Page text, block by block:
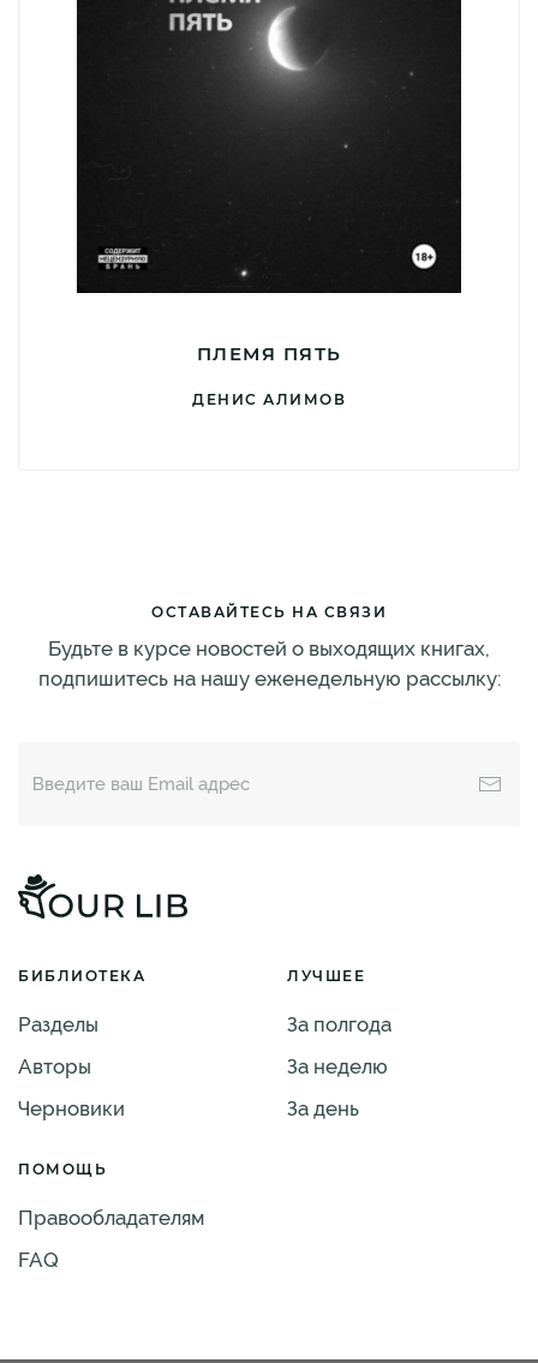
ПЛЕМЯ ПЯТЬ
ДЕНИС АЛИМОВ
ОСТАВАЙТЕСЬ НА СВЯЗИ
Будьте в курсе новостей о выходящих книгах,
подпишитесь на нашу еженедельную рассылку:
БИБЛИОТЕКА
Разделы
Авторы
Черновики
ЛУЧШЕЕ
За полгода
За неделю
За день
ПОМОЩЬ
Правообладателям
FAQ